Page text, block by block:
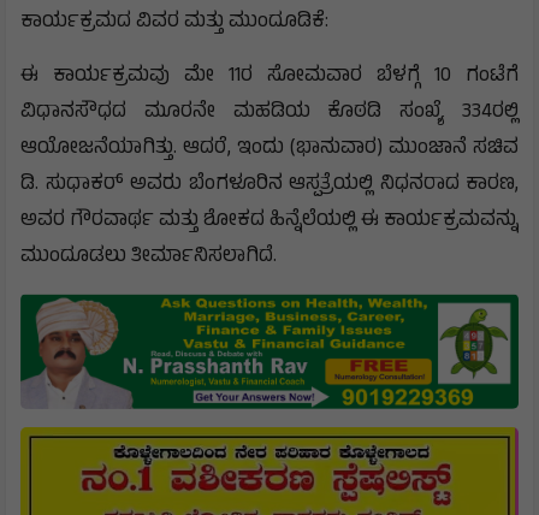
ಕಾರ್ಯಕ್ರಮದ ವಿವರ ಮತ್ತು ಮುಂದೂಡಿಕೆ:
ಈ ಕಾರ್ಯಕ್ರಮವು ಮೇ 11ರ ಸೋಮವಾರ ಬೆಳಗ್ಗೆ 10 ಗಂಟೆಗೆ
ವಿಧಾನಸೌಧದ ಮೂರನೇ ಮಹಡಿಯ ಕೊಠಡಿ ಸಂಖ್ಯೆ 334ರಲ್ಲಿ
ಆಯೋಜನೆಯಾಗಿತ್ತು. ಆದರೆ, ಇಂದು (ಭಾನುವಾರ) ಮುಂಜಾನೆ ಸಚಿವ
ಡಿ. ಸುಧಾಕರ್ ಅವರು ಬೆಂಗಳೂರಿನ ಆಸ್ಪತ್ರೆಯಲ್ಲಿ ನಿಧನರಾದ ಕಾರಣ,
ಅವರ ಗೌರವಾರ್ಥ ಮತ್ತು ಶೋಕದ ಹಿನ್ನೆಲೆಯಲ್ಲಿ ಈ ಕಾರ್ಯಕ್ರಮವನ್ನು
ಮುಂದೂಡಲು ತೀರ್ಮಾನಿಸಲಾಗಿದೆ.